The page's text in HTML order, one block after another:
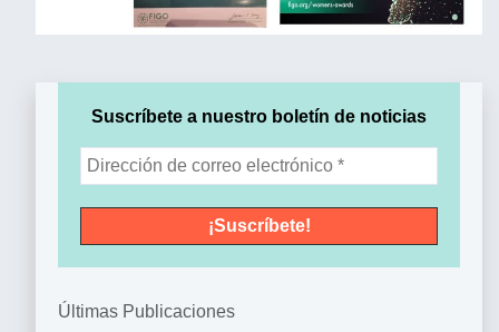
Suscríbete a nuestro boletín de noticias
Últimas Publicaciones